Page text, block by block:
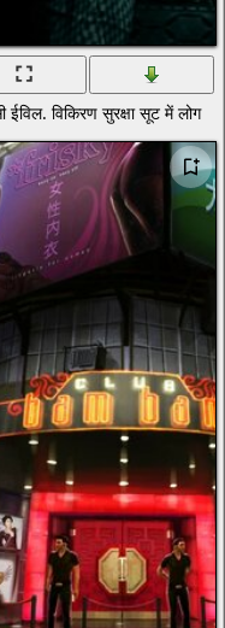
ईविल. विकिरण सुरक्षा सूट में लोग